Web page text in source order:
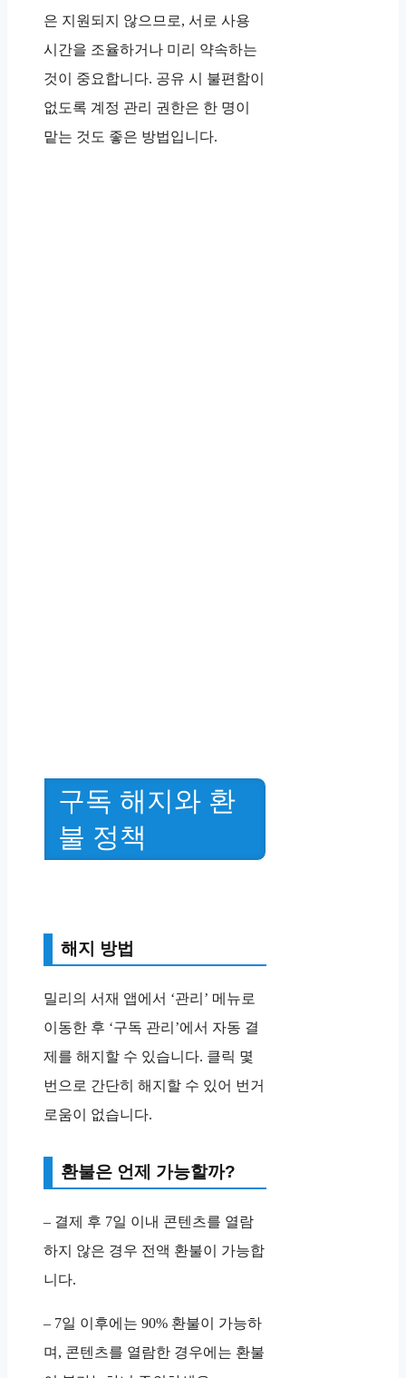
은 지원되지 않으므로, 서로 사용
시간을 조율하거나 미리 약속하는
것이 중요합니다. 공유 시 불편함이
없도록 계정 관리 권한은 한 명이
맡는 것도 좋은 방법입니다.
구독 해지와 환
불 정책
해지 방법
밀리의 서재 앱에서 ‘관리’ 메뉴로
이동한 후 ‘구독 관리’에서 자동 결
제를 해지할 수 있습니다. 클릭 몇
번으로 간단히 해지할 수 있어 번거
로움이 없습니다.
환불은 언제 가능할까?
– 결제 후 7일 이내 콘텐츠를 열람
하지 않은 경우 전액 환불이 가능합
니다.
– 7일 이후에는 90% 환불이 가능하
며, 콘텐츠를 열람한 경우에는 환불